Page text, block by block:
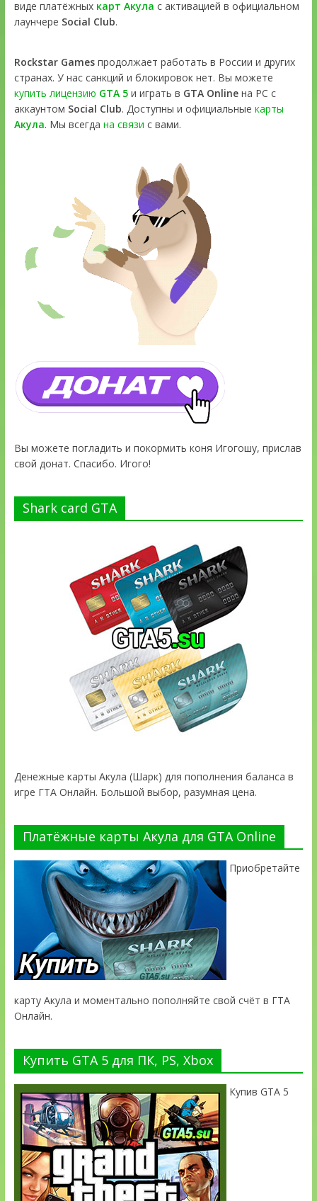
виде платёжных карт Акула с активацией в официальном
лаунчере Social Club.
Rockstar Gamesпродолжает работать в России и других
странах. У нас санкций и блокировок нет. Вы можете
купить лицензию GTA 5и играть в GTA Onlineна PC с
аккаунтом Social Club. Доступны и официальные карты
Акула. Мы всегда на связи с вами.
Вы можете погладить и покормить коня Игогошу, прислав
свой донат. Спасибо. Игого!
Shark card GTA
Денежные карты Акула (Шарк) для пополнения баланса в
игре ГТА Онлайн. Большой выбор, разумная цена.
Платёжные карты Акула для GTA Online
Приобретайте
карту Акула и моментально пополняйте свой счёт в ГТА
Онлайн.
Купить GTA 5 для ПК, PS, Xbox
Купив GTA 5